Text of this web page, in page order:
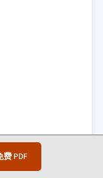
PDF